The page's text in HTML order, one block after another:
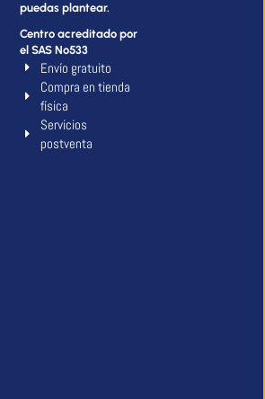
puedas plantear.
Centro acreditado por
el SAS Nº533
Envío gratuito
Compra en tienda
física
Servicios
postventa